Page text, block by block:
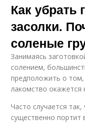
Как убрать
засолки.
соленые
Занимаясь
солением,
предположить о
лакомство окажется
Часто случается
существенно портит